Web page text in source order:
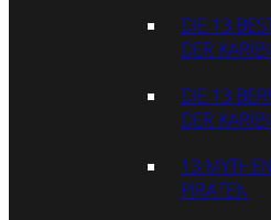
DIE 13
DER
DIE 13
DER
13
PIRATEN